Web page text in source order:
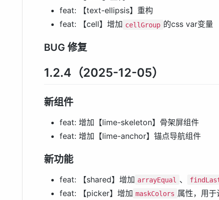
feat: 【text-ellipsis】重构
feat: 【cell】增加 cellGroup 的css var变量
BUG 修复
1.2.4（2025-12-05）
新组件
feat: 增加【lime-skeleton】骨架屏组件
feat: 增加【lime-anchor】锚点导航组件
新功能
feat: 【shared】增加 arrayEqual 、
feat: 【picker】增加 maskColors 属性，用